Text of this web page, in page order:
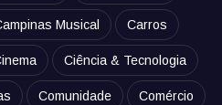
Musical Carros
Ciência & Tecnologia
Comunidade Comércio